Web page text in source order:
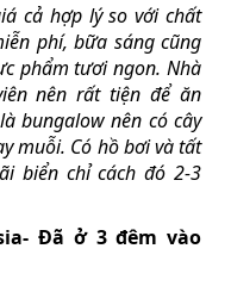
cả hợp lý so với chất
phí, bữa sáng cũng
phẩm tươi ngon. Nhà
nên rất tiện để ăn
bungalow nên có cây
muỗi. Có hồ bơi và tất
biển chỉ cách đó 2-3
Đã ở 3 đêm vào